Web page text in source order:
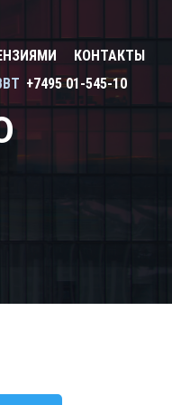
КОНТАКТЫ
+7495 01-545-10
Сбросить
Закрыть X